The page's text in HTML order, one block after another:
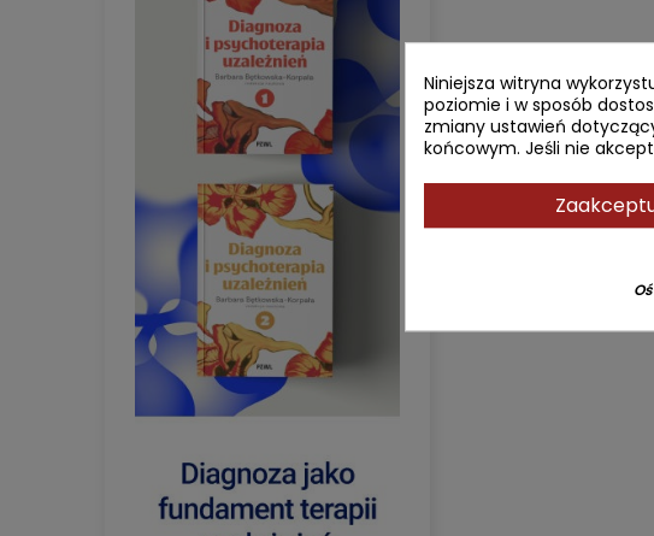
Niniejsza witryna
poziomie i w sposób
zmiany ustawień
końcowym. Jeśli nie